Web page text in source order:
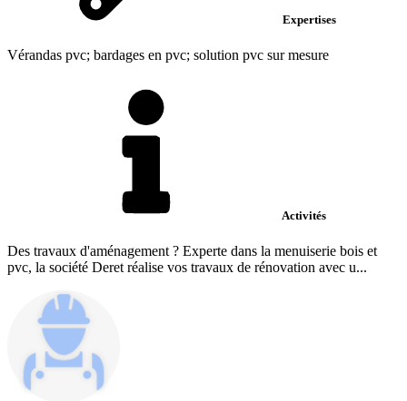
Expertises
Vérandas pvc; bardages en pvc; solution pvc sur mesure
Activités
Des travaux d'aménagement ? Experte dans la menuiserie bois et
pvc, la société Deret réalise vos travaux de rénovation avec u...